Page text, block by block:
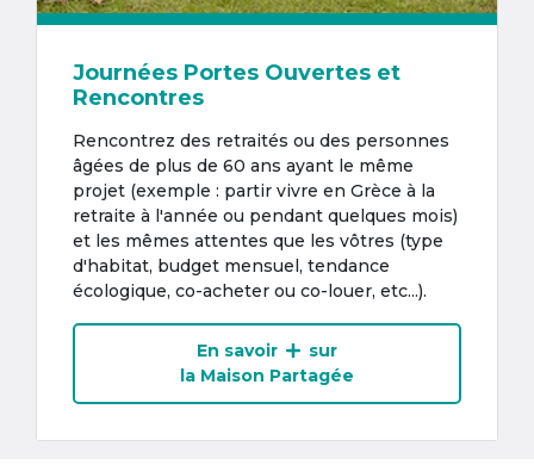
Journées Portes Ouvertes et
Rencontres
Rencontrez des retraités ou des personnes
âgées de plus de 60 ans ayant le même
projet (exemple : partir vivre en Grèce à la
retraite à l'année ou pendant quelques mois)
et les mêmes attentes que les vôtres (type
d'habitat, budget mensuel, tendance
écologique, co-acheter ou co-louer, etc...).
En savoir
sur
la Maison Partagée